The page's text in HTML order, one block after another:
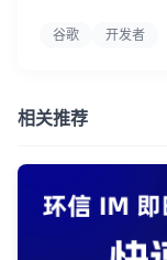
谷歌 开发者
相关推荐